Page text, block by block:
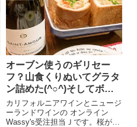
ンズ）」の試飲です。名前だけ見
ると、「日本のワイン？」と思わ
れる方もいらっしゃるかもしれ...
オーブン使うのギリセー
フ？山食くりぬいてグラタ
ン詰めた(^○^)そしてボワ
シャンとボーグルの両方で
楽しむ～♪
カリフォルニアワインとニュージ
ーランドワインの オンライン
Wassy's受注担当Ｊです。桜が散